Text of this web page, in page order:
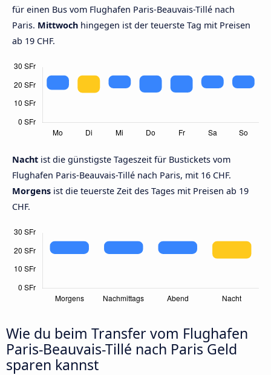
für einen Bus vom Flughafen Paris-Beauvais-Tillé nach
Paris. Mittwoch hingegen ist der teuerste Tag mit Preisen
ab 19 CHF.
Nacht ist die günstigste Tageszeit für Bustickets vom
Flughafen Paris-Beauvais-Tillé nach Paris, mit 16 CHF.
Morgens ist die teuerste Zeit des Tages mit Preisen ab 19
CHF.
Wie du beim Transfer vom Flughafen
Paris-Beauvais-Tillé nach Paris Geld
sparen kannst